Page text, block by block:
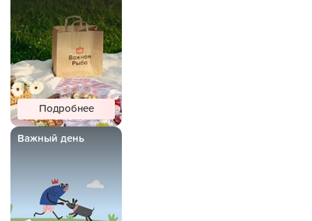
Подробнее
Важный день